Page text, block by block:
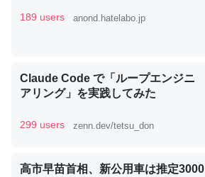
論文では「淡水はカルシウムも酸素も
利だから両方が拮抗してるのでは」と
ずキチンを強化してる筈だが、酵素が
─ニュース :: 【研究発表】昆虫学の大問題＝
189 users anond.hatelabo.jp
Claude Code で「ループエンジニ
アリング」を実践してみた
299 users zenn.dev/tetsu_don
高市早苗首相、新公用車は推定3000